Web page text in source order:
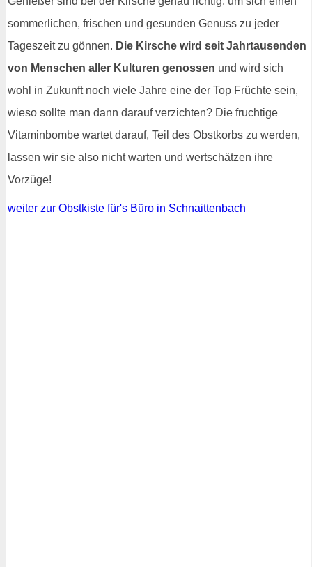
sommerlichen, frischen und gesunden Genuss zu jeder
Tageszeit zu gönnen. Die Kirsche wird seit Jahrtausenden
von Menschen aller Kulturen genossen und wird sich
wohl in Zukunft noch viele Jahre eine der Top Früchte sein,
wieso sollte man dann darauf verzichten? Die fruchtige
Vitaminbombe wartet darauf, Teil des Obstkorbs zu werden,
lassen wir sie also nicht warten und wertschätzen ihre
Vorzüge!
weiter zur Obstkiste für's Büro in Schnaittenbach